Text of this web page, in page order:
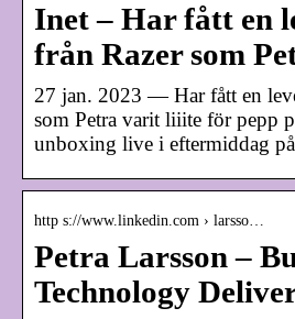
Inet – Har fått en
från Razer som
27 jan. 2023 — Har fått en
som Petra varit liiite för pepp
unboxing live i eftermiddag
http s://www.linkedin.com › larsso…
Petra Larsson –
Technology